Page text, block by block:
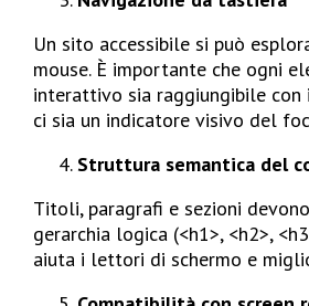
Un sito accessibile si può
mouse. È importante che ogni
interattivo sia raggiungibile
ci sia un indicatore visivo del
Struttura semantica del
Titoli, paragrafi e sezioni
gerarchia logica (<h1>, <h2>,
aiuta i lettori di schermo e